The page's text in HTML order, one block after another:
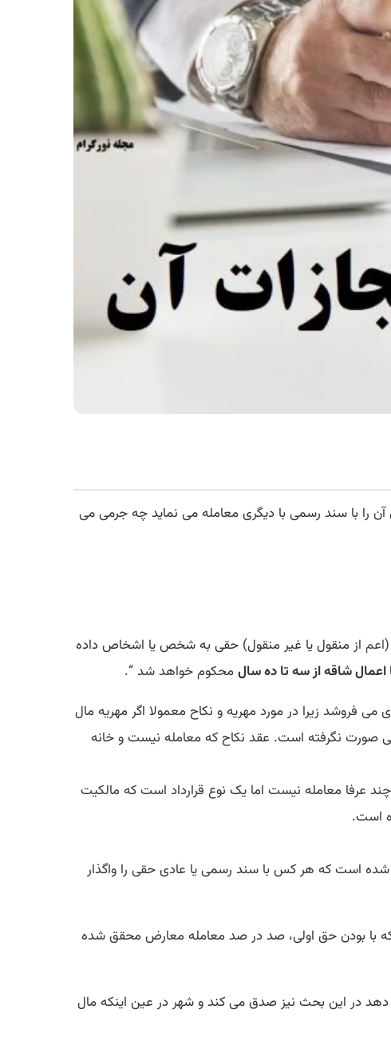
با سند رسمی با دیگری معامله می نماید چه جرمی می
اعم از منقول یا غیر منقول) حقی به شخص یا اشخاص داده
شاقه از سه تا ده سال محکوم خواهد شد “.
زیرا در مورد مهریه و نکاح معمولا اگر مهریه مال
صورت نگرفته است. عقد نکاح که معامله نیست و خانه
عرفا معامله نیست اما یک نوع قرارداد است که مالکیت
است.
شده است که هر کس با سند رسمی یا عادی حقی را واگذار
که با بودن حق اولی، صد در صد معامله معارض محقق شده
در این بحث نیز صدق می کند و شهر در عین اینکه مال